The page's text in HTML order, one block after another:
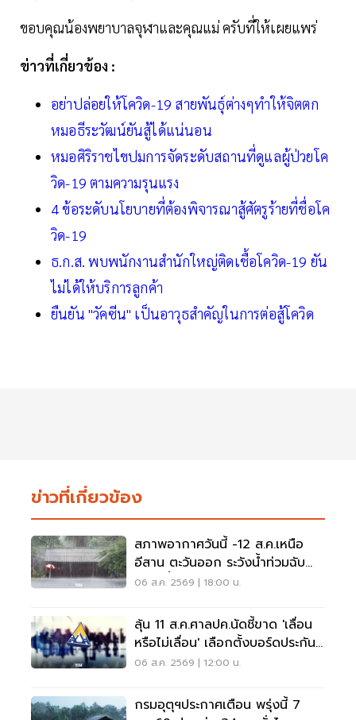
ขอบคุณน้องพยาบาลจุฬาและคุณแม่ ครับที่ให้เผยแพร่
ข่าวที่เกี่ยวข้อง :
อย่าปล่อยให้โควิด-19 สายพันธุ์ต่างๆทำให้จิตตก
หมอธีระวัฒน์ยันสู้ได้แน่นอน
หมอศิริราชไขปมการจัดระดับสถานที่ดูแลผู้ป่วยโค
วิด-19 ตามความรุนแรง
4 ข้อระดับนโยบายที่ต้องพิจารณาสู้ศัตรูร้ายที่ชื่อโค
วิด-19
ธ.ก.ส. พบพนักงานสำนักใหญ่ติดเชื้อโควิด-19 ยัน
ไม่ได้ให้บริการลูกค้า
ยืนยัน "วัคซีน" เป็นอาวุธสำคัญในการต่อสู้โควิด
ข่าวที่เกี่ยวข้อง
สภาพอากาศวันนี้ -12 ส.ค.เหนือ
อีสาน ตะวันออก ระวังน้ำท่วมฉับ
พลัน น้ำป่าไหลหลาก
06 ส.ค. 2569 | 18:00 น.
ลุ้น 11 ส.ค.ศาลปค.นัดชี้ขาด 'เลื่อน
หรือไม่เลื่อน' เลือกตั้งบอร์ดประกัน
สังคม
06 ส.ค. 2569 | 12:00 น.
กรมอุตุฯประกาศเตือน พรุ่งนี้ 7